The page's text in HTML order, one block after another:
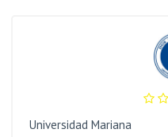
Universidad Mariana